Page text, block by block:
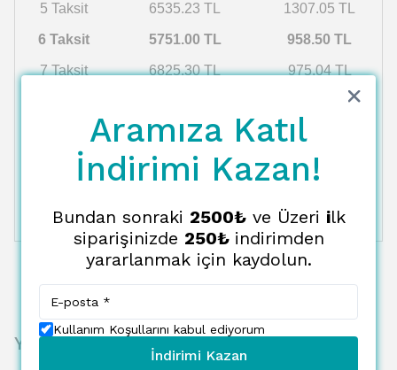
5 Taksit 6535.23 TL 1307.05 TL
6 Taksit 5751.00 TL 958.50 TL
7 Taksit 6825.30 TL 975.04 TL
872.53 TL
7142.32 TL 793.59 TL
10 Taksit 7312.14 TL 731.21 TL
12 Taksit 7677.21 TL 639.77 TL
Yorumlar
Aramıza Katıl
İndirimi Kazan!
Bundan sonraki 2500₺ve Üzeri ilk
siparişinizde 250₺ indirimden
yararlanmak için kaydolun.
Kullanım Koşullarını kabul ediyorum
İndirimi Kazan